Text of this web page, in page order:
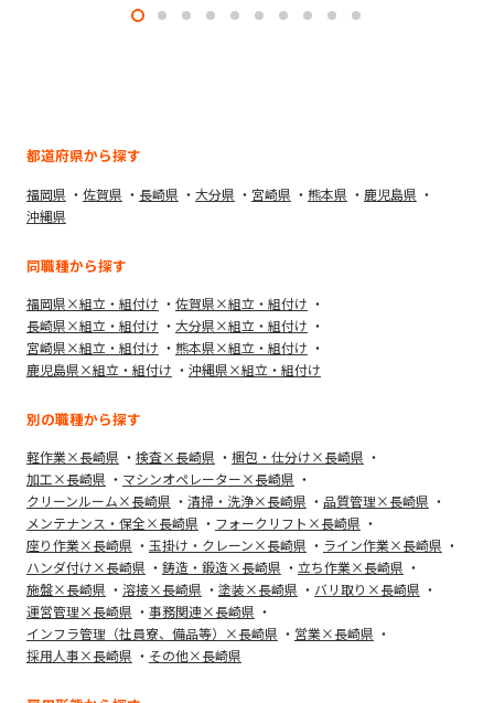
都道府県から探す
福岡県 佐賀県 長崎県 大分県 宮崎県 熊本県
鹿児島県
沖縄県
同職種から探す
福岡県×組立・組付け
佐賀県×組立・組付け
長崎県×組立・組付け
大分県×組立・組付け
宮崎県×組立・組付け
熊本県×組立・組付け
鹿児島県×組立・組付け
沖縄県×組立・組付け
別の職種から探す
軽作業×長崎県 検査×長崎県
梱包・仕分け×長崎県
加工×長崎県
マシンオペレーター×長崎県
クリーンルーム×長崎県
清掃・洗浄×長崎県
品質管理×長崎県
メンテナンス・保全×長崎県
フォークリフト×長崎県
座り作業×長崎県
玉掛け・クレーン×長崎県
ライン作業×長崎県
ハンダ付け×長崎県
鋳造・鍛造×長崎県
立ち作業×長崎県
施盤×長崎県
溶接×長崎県 塗装×長崎県
バリ取り×長崎県
運営管理×長崎県
事務関連×長崎県
インフラ管理（社員寮、備品等）×長崎県
営業×長崎県
採用人事×長崎県
その他×長崎県